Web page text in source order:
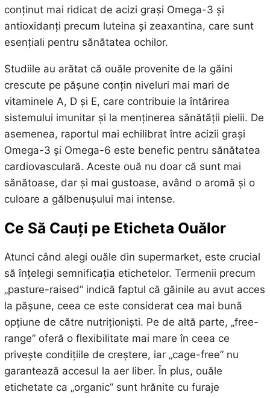
conținut mai ridicat de acizi grași Omega-3 și
antioxidanți precum luteina și zeaxantina, care sunt
esențiali pentru sănătatea ochilor.
Studiile au arătat că ouăle provenite de la găini
crescute pe pășune conțin niveluri mai mari de
vitaminele A, D și E, care contribuie la întărirea
sistemului imunitar și la menținerea sănătății pielii. De
asemenea, raportul mai echilibrat între acizii grași
Omega-3 și Omega-6 este benefic pentru sănătatea
cardiovasculară. Aceste ouă nu doar că sunt mai
sănătoase, dar și mai gustoase, având o aromă și o
culoare a gălbenușului mai intense.
Ce Să Cauți pe Eticheta Ouălor
Atunci când alegi ouăle din supermarket, este crucial
să înțelegi semnificația etichetelor. Termenii precum
„pasture-raised” indică faptul că găinile au avut acces
la pășune, ceea ce este considerat cea mai bună
opțiune de către nutriționiști. Pe de altă parte, „free-
range” oferă o flexibilitate mai mare în ceea ce
privește condițiile de creștere, iar „cage-free” nu
garantează accesul la aer liber. În plus, ouăle
etichetate ca „organic” sunt hrănite cu furaje